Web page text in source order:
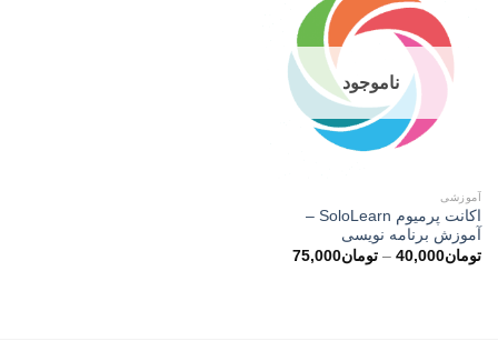
ناموجود
آموزشی
اکانت پرمیوم SoloLearn –
آموزش برنامه نویسی
تومان40,000
– تومان75,000محدوده